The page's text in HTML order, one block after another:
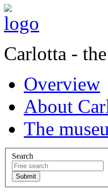
Carlotta -
Overview
About
The
Search